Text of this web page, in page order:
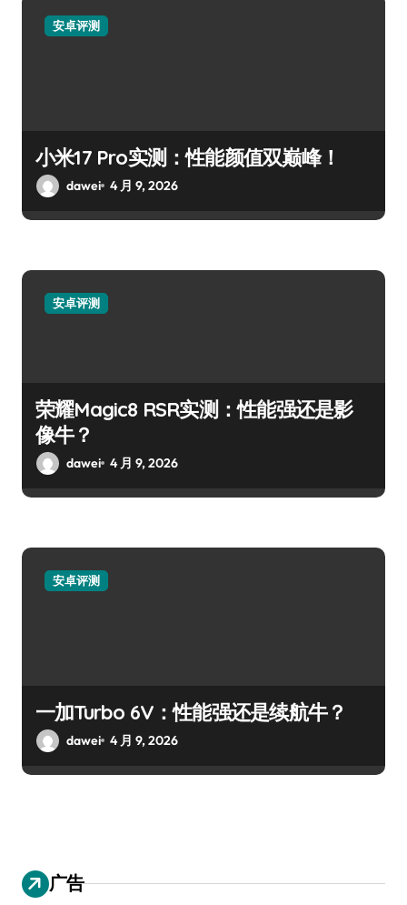
安卓评测
小米17 Pro实测：性能颜值双巅峰！
dawei 4 月 9, 2026
安卓评测
荣耀Magic8 RSR实测：性能强还是影
像牛？
dawei 4 月 9, 2026
安卓评测
一加Turbo 6V：性能强还是续航牛？
dawei 4 月 9, 2026
广告